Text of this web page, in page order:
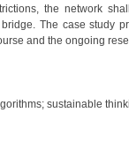
the network
The case study
and the ongoing
sustainable